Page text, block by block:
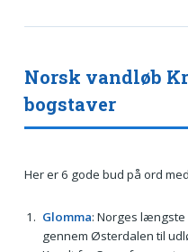
Norsk vandløb
bogstaver
Her er 6 gode bud på ord
Glomma: Norges
gennem Østerdalen til